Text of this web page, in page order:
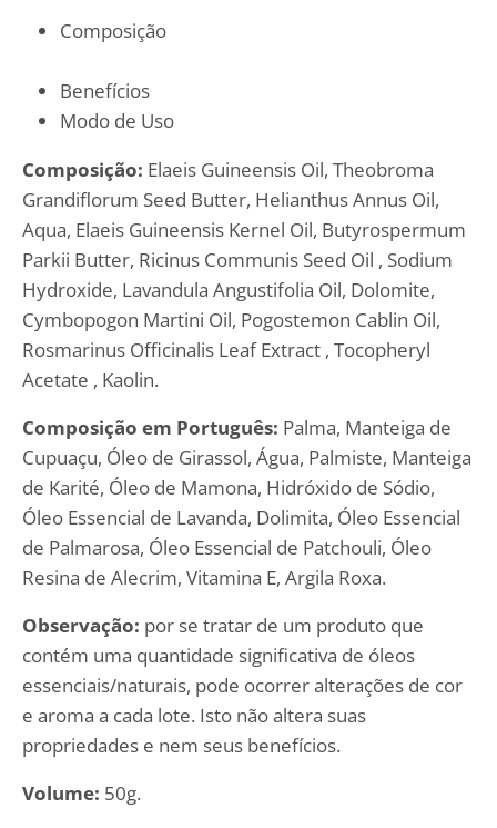
Composição
Benefícios
Modo de Uso
Composição: Elaeis Guineensis Oil, Theobroma
Grandiflorum Seed Butter, Helianthus Annus Oil,
Aqua, Elaeis Guineensis Kernel Oil, Butyrospermum
Parkii Butter, Ricinus Communis Seed Oil , Sodium
Hydroxide, Lavandula Angustifolia Oil, Dolomite,
Cymbopogon Martini Oil, Pogostemon Cablin Oil,
Rosmarinus Officinalis Leaf Extract , Tocopheryl
Acetate , Kaolin.
Composição em Português: Palma, Manteiga de
Cupuaçu, Óleo de Girassol, Água, Palmiste, Manteiga
de Karité, Óleo de Mamona, Hidróxido de Sódio,
Óleo Essencial de Lavanda, Dolimita, Óleo Essencial
de Palmarosa, Óleo Essencial de Patchouli, Óleo
Resina de Alecrim, Vitamina E, Argila Roxa.
Observação: por se tratar de um produto que
contém uma quantidade significativa de óleos
essenciais/naturais, pode ocorrer alterações de cor
e aroma a cada lote. Isto não altera suas
propriedades e nem seus benefícios.
Volume: 50g.